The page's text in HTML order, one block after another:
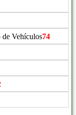
Vehículos74